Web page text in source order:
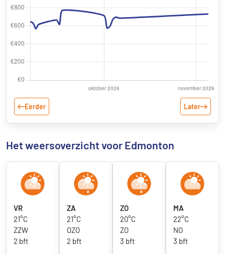
Eerder Later
Het weersoverzicht voor Edmonton
VR
21°C
ZZW
2 bft
ZA
21°C
OZO
2 bft
ZO
20°C
ZO
3 bft
MA
22°C
NO
3 bft